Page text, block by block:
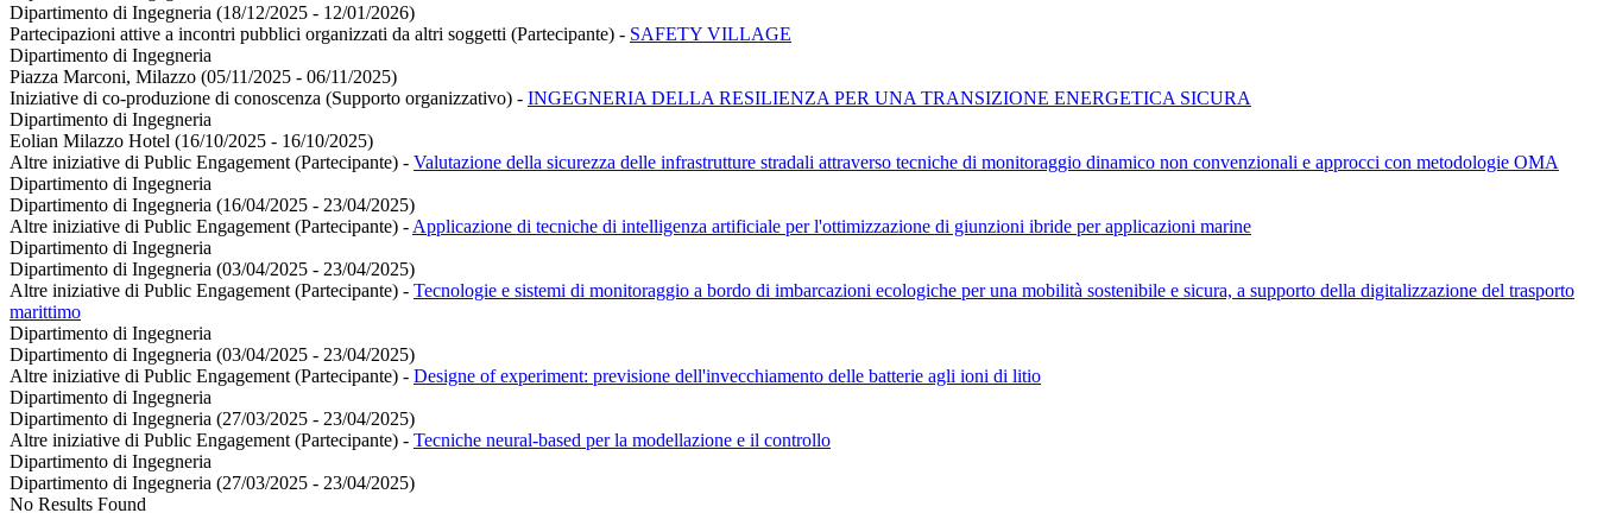
Dipartimento di Ingegneria (18/12/2025 - 12/01/2026)
Partecipazioni attive a incontri pubblici organizzati da altri soggetti (Partecipante) - SAFETY VILLAGE
Dipartimento di Ingegneria
Piazza Marconi, Milazzo (05/11/2025 - 06/11/2025)
Iniziative di co-produzione di conoscenza (Supporto organizzativo) - INGEGNERIA DELLA RESILIENZA PER UNA TRANSIZIONE ENERGETICA SICURA
Dipartimento di Ingegneria
Eolian Milazzo Hotel (16/10/2025 - 16/10/2025)
Altre iniziative di Public Engagement (Partecipante) - Valutazione della sicurezza delle infrastrutture stradali attraverso tecniche di monitoraggio dinamico non convenzionali e approcci con metodologie OMA
Dipartimento di Ingegneria
Dipartimento di Ingegneria (16/04/2025 - 23/04/2025)
Altre iniziative di Public Engagement (Partecipante) - Applicazione di tecniche di intelligenza artificiale per l'ottimizzazione di giunzioni ibride per applicazioni marine
Dipartimento di Ingegneria
Dipartimento di Ingegneria (03/04/2025 - 23/04/2025)
Altre iniziative di Public Engagement (Partecipante) - Tecnologie e sistemi di monitoraggio a bordo di imbarcazioni ecologiche per una mobilità sostenibile e sicura, a supporto della digitalizzazione del trasporto
marittimo
Dipartimento di Ingegneria
Dipartimento di Ingegneria (03/04/2025 - 23/04/2025)
Altre iniziative di Public Engagement (Partecipante) - Designe of experiment: previsione dell'invecchiamento delle batterie agli ioni di litio
Dipartimento di Ingegneria
Dipartimento di Ingegneria (27/03/2025 - 23/04/2025)
Altre iniziative di Public Engagement (Partecipante) - Tecniche neural-based per la modellazione e il controllo
Dipartimento di Ingegneria
Dipartimento di Ingegneria (27/03/2025 - 23/04/2025)
No Results Found